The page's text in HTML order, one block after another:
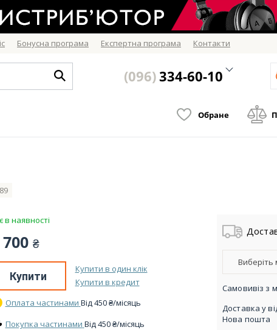
Бонусна програма Експертна програма Контакти
(096)334-60-10
Обране
є в наявності
₴
Купити
Купити в один клік
Купити в кредит
Оплата частинами Вiд450₴/місяць
Покупка частинами Вiд450₴/місяць
Виберіть
Самовивіз з
Доставка у
Нова пошта